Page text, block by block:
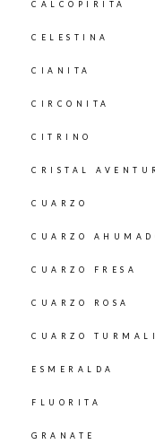
CALCOPIRITA
CELESTINA
CIANITA
CIRCONITA
CITRINO
CRISTAL
CUARZO
CUARZO
CUARZO FRESA
CUARZO ROSA
CUARZO
ESMERALDA
FLUORITA
GRANATE